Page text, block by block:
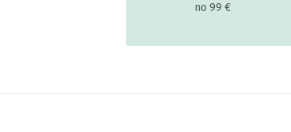
no 99 €